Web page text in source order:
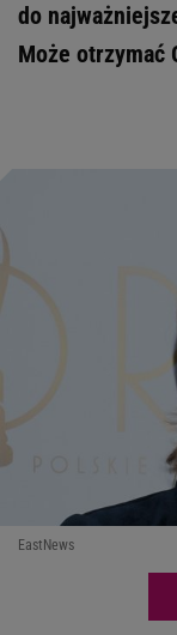
do
Może otrzymać
EastNews